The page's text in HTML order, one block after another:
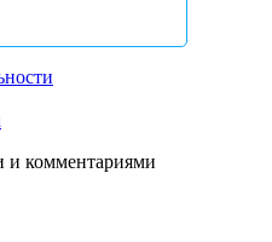
комментариями